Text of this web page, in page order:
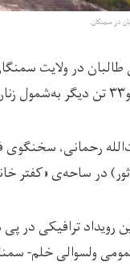
در سمنگان.
در ولایت
رحمانی، سخنگوی
ولسوالی خلم-